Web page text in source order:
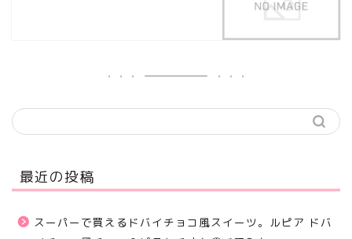
最近の投稿
スーパーで買えるドバイチョコ風スイーツ。ルピア ドバ